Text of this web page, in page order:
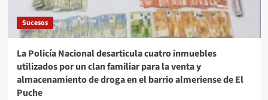
Sucesos
La Policía Nacional desarticula cuatro inmuebles
utilizados por un clan familiar para la venta y
almacenamiento de droga en el barrio almeriense de El
Puche